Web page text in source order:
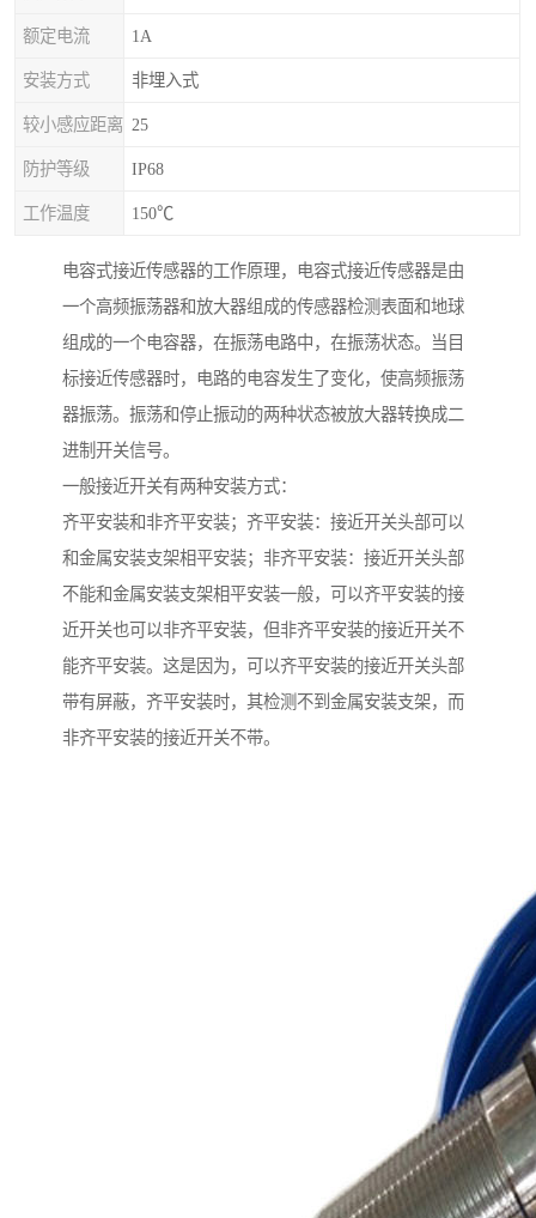
额定电流 1A
安装方式 非埋入式
较小感应距离 25
防护等级 IP68
工作温度 150℃
电容式接近传感器的工作原理，电容式接近传感器是由
一个高频振荡器和放大器组成的传感器检测表面和地球
组成的一个电容器，在振荡电路中，在振荡状态。当目
标接近传感器时，电路的电容发生了变化，使高频振荡
器振荡。振荡和停止振动的两种状态被放大器转换成二
进制开关信号。
一般接近开关有两种安装方式：
齐平安装和非齐平安装；齐平安装：接近开关头部可以
和金属安装支架相平安装；非齐平安装：接近开关头部
不能和金属安装支架相平安装一般，可以齐平安装的接
近开关也可以非齐平安装，但非齐平安装的接近开关不
能齐平安装。这是因为，可以齐平安装的接近开关头部
带有屏蔽，齐平安装时，其检测不到金属安装支架，而
非齐平安装的接近开关不带。